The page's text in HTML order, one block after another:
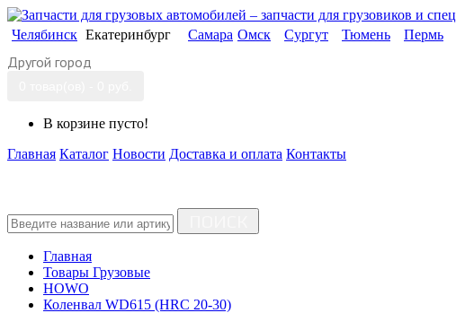
Челябинск Екатеринбург Самара Омск Сургут Тюмень Пермь
Другой город
В корзине пусто!
Главная Каталог Новости Доставка и оплата Контакты
Главная
Товары Грузовые
HOWO
Коленвал WD615 (HRC 20-30)